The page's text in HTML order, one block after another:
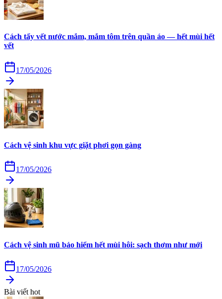
Cách tẩy vết nước mắm, mắm tôm trên quần áo — hết mùi hết
vết
17/05/2026
Cách vệ sinh khu vực giặt phơi gọn gàng
17/05/2026
Cách vệ sinh mũ bảo hiểm hết mùi hôi: sạch thơm như mới
17/05/2026
Bài viết hot